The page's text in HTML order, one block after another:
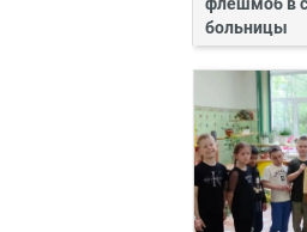
флешмоб в
больницы